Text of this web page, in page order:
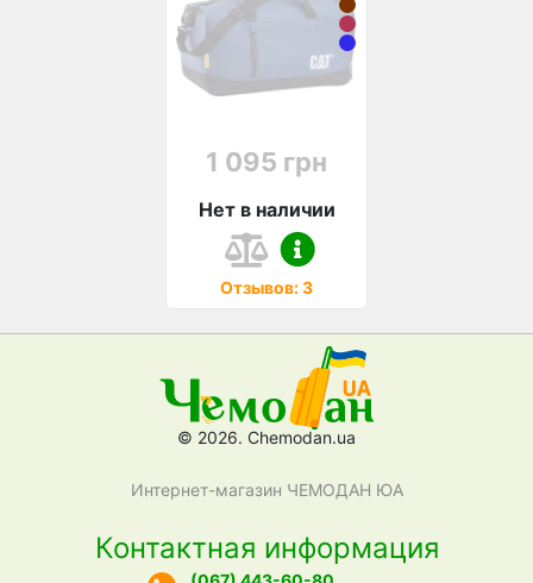
1 095 грн
Нет в наличии
Отзывов: 3
© 2026. Chemodan.ua
Интернет-магазин ЧЕМОДАН ЮА
Контактная информация